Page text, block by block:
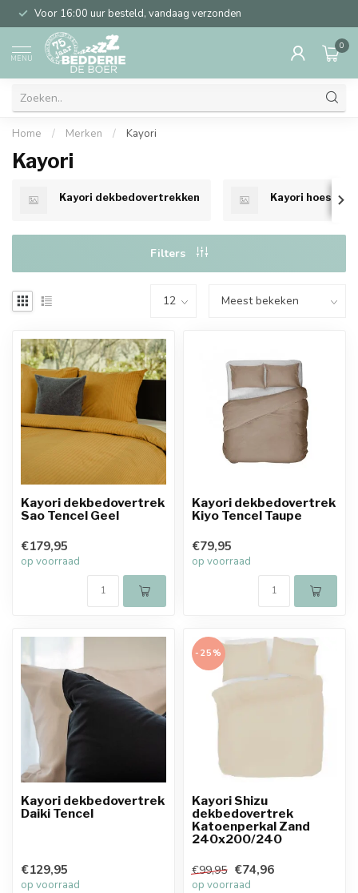
Voor 16:00 uur besteld, vandaag verzonden
MENU
0
Home / Merken / Kayori
Kayori
Kayori dekbedovertrekken Kayori
Filters
Kayori dekbedovertrek
Sao Tencel Geel
€179,95
op voorraad
Kayori dekbedovertrek
Kiyo Tencel Taupe
€79,95
op voorraad
Kayori dekbedovertrek
Daiki Tencel
€129,95
op voorraad
-25%
Kayori Shizu
dekbedovertrek
Katoenperkal Zand
240x200/240
€99,95 €74,96
op voorraad